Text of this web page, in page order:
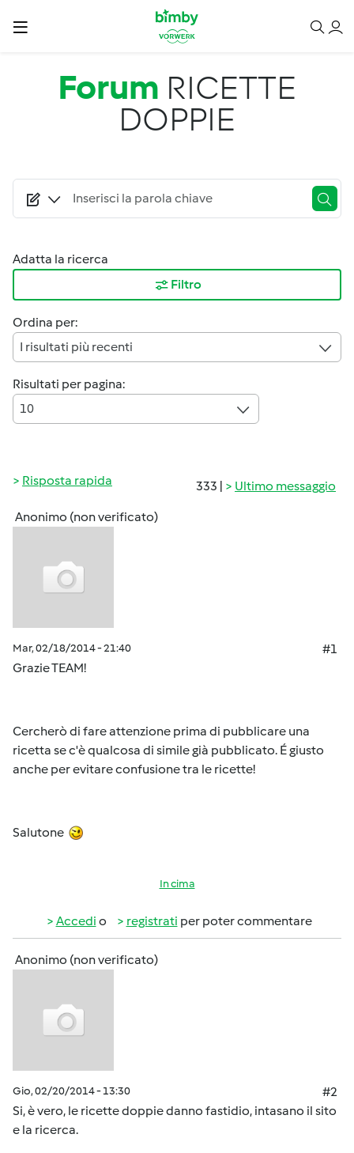
Salta al contenuto principale
Forum RICETTE
DOPPIE
Adatta la ricerca
Filtro
Ordina per:
I risultati più recenti
Risultati per pagina:
10
333 | Ultimo messaggio
Risposta rapida
Anonimo (non verificato)
Mar, 02/18/2014 - 21:40
#1
Grazie TEAM!
Cercherò di fare attenzione prima di pubblicare una
ricetta se c'è qualcosa di simile già pubblicato. É giusto
anche per evitare confusione tra le ricette!
Salutone
In cima
Accedi o registrati per poter commentare
Anonimo (non verificato)
Gio, 02/20/2014 - 13:30
#2
Si, è vero, le ricette doppie danno fastidio, intasano il sito
e la ricerca.